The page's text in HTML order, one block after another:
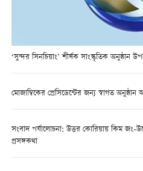
‘সুন্দর সিনচিয়াং’ শীর্ষক সাংস্কৃতিক অনুষ্ঠান
মোজাম্বিকের প্রেসিডেন্টের জন্য স্বাগত
সংবাদ পর্যালোচনা: উত্তর কোরিয়ায় কিম জং-
প্রসঙ্গকথা